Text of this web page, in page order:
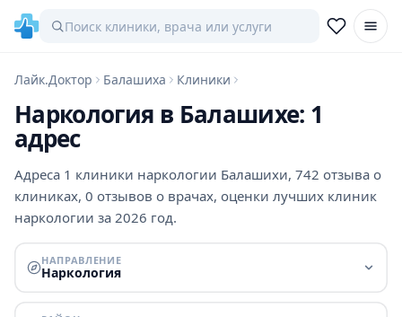
Лайк.Доктор Балашиха Клиники
Наркология в Балашихе: 1
адрес
Адреса 1 клиники наркологии Балашихи, 742 отзыва о
клиниках, 0 отзывов о врачах, оценки лучших клиник
наркологии за 2026 год.
НАПРАВЛЕНИЕ
Наркология